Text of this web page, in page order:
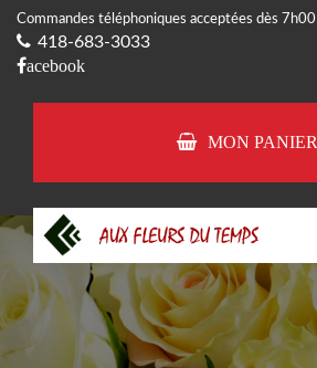
Commandes téléphoniques acceptées dès 7h00
418-683-3033
acebook
MON PANIER